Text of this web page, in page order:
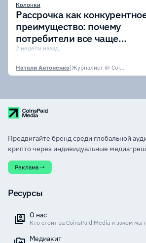
Колонки
Рассрочка как
преимущество: почему
потребители все чаще
выбирают оплату частями?
2 недели назад
Натали Антоненко| Журналист @ CoinsPaid Media
Продвигайте бренд среди глобальной
крипто через индивидуальные медиа-
Реклама →
Ресурсы
О нас
Кто стоит за CoinsPaid Media и зачем
Медиакит